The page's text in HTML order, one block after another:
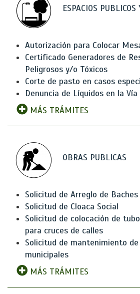
ESPACIOS
Autorización para Colocar
Certificado Generadores de
Peligrosos y/o Tóxicos
Corte de pasto en casos
Denuncia de Líquidos en la Vía
MÁS TRÁMITES
OBRAS PUBLICAS
Solicitud de Arreglo de Baches
Solicitud de Cloaca Social
Solicitud de colocación de
para cruces de calles
Solicitud de mantenimiento
municipales
MÁS TRÁMITES